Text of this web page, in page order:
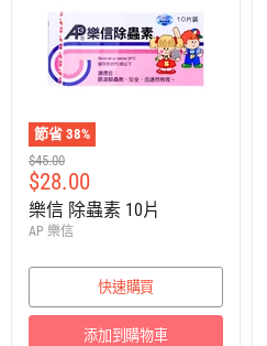
節省 38%
建
議
零
售
價
$45.00
售
價
$28.00
樂信 除蟲素 10片
AP 樂信
快速購買
添加到購物車